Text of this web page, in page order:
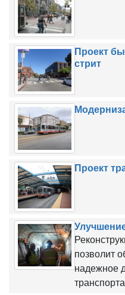
Проект
стрит
Проект
позволит
надежное